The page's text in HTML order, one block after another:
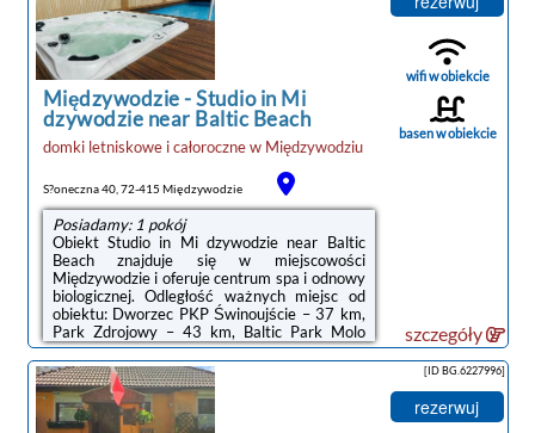
zapewniono klimatyzację oraz salon.
Wyposażenie obejmuje też telewizor z
dostępem do kanałów kablowych. Do
dyspozycji Gości jest część wypoczynkowa,
jadalnia oraz kuchnia z lodówką, ...
Międzywodzie-Studio in Mi
dzywodzie near Baltic Beach
domki letniskowe i całorocznew Międzywodziu
S?oneczna 40, 72-415 Międzywodzie
Posiadamy: 1 pokój
Obiekt Studio in Mi dzywodzie near Baltic
Beach znajduje się w miejscowości
Międzywodzie i oferuje centrum spa i odnowy
biologicznej. Odległość ważnych miejsc od
obiektu: Dworzec PKP Świnoujście – 37 km,
Park Zdrojowy – 43 km, Baltic Park Molo
Aquapark – 43 km. Obiekt zapewnia
bezpłatne Wi-Fi we wszystkich
pomieszczeniach. W odległości 1,1 km
znajduje się Plaża w Międzywodziu.W domu
wakacyjnym zapewniono klimatyzację oraz
wifi w obiekcie
basen w obiekcie
szczegóły
[ID BG.6227996]
rezerwuj